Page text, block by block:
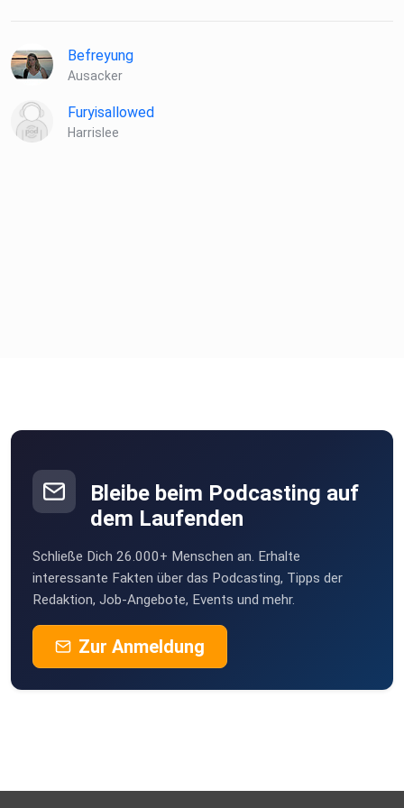
Facebook: https://www.facebook.com/Befreyung/
Befreyung
Ausacker
Furyisallowed
Harrislee
Bleibe beim Podcasting auf
dem Laufenden
Schließe Dich 26.000+ Menschen an. Erhalte
interessante Fakten über das Podcasting, Tipps der
Redaktion, Job-Angebote, Events und mehr.
Zur Anmeldung